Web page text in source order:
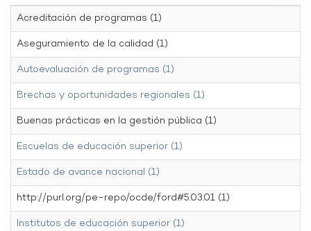
Acreditación de programas (1)
Aseguramiento de la calidad (1)
Autoevaluación de programas (1)
Brechas y oportunidades regionales (1)
Buenas prácticas en la gestión pública (1)
Escuelas de educación superior (1)
Estado de avance nacional (1)
http://purl.org/pe-repo/ocde/ford#5.03.01 (1)
Institutos de educación superior (1)